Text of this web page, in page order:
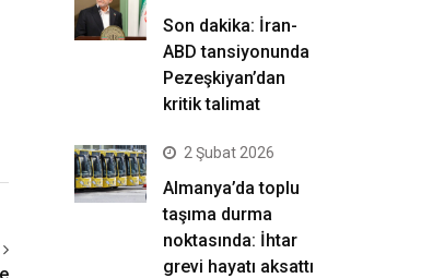
Son dakika: İran-
ABD tansiyonunda
Pezeşkiyan’dan
kritik talimat
2 Şubat 2026
Almanya’da toplu
taşıma durma
noktasında: İhtar
grevi hayatı aksattı